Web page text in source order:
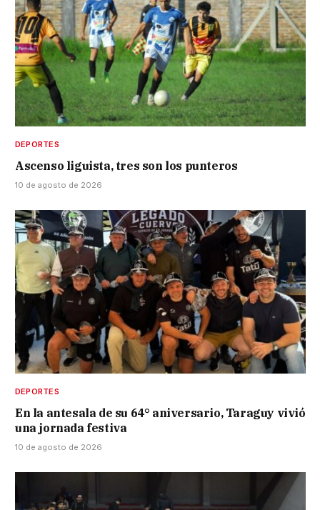
DEPORTES
Ascenso liguista, tres son los punteros
10 de agosto de 2026
DEPORTES
En la antesala de su 64° aniversario, Taraguy vivió
una jornada festiva
10 de agosto de 2026